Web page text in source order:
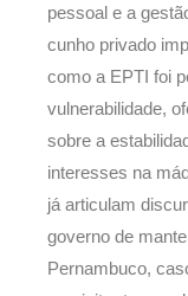
pessoal e a
cunho privado
como a EPTI foi
vulnerabilidade,
sobre a
interesses na
já articulam
governo de
Pernambuco,